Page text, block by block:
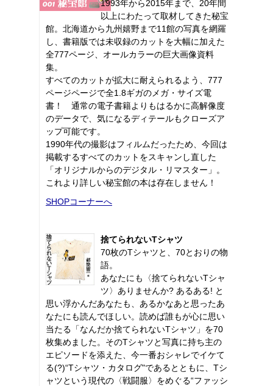
1993年から2015年まで、20年間
以上にわたって取材してきた秘宝
館。北海道から九州嬉野まで11館の写真を網羅
し、書籍版では未収録のカットを大幅に加えた
全777ページ、オールカラーの巨大画像資料
集。
すべてのカットが拡大に耐えられるよう、777
ページページで全1.8ギガのメガ・サイズ電
書！ 通常の電子書籍よりもはるかに高解像度
のデータで、気になるディテールもクローズア
ップ可能です。
1990年代の撮影はフィルムだったため、今回は
掲載するすべてのカットをスキャンし直した
「オリジナルからのデジタル・リマスター」。
これより詳しい秘宝館の本は存在しません！
SHOPコーナーへ
捨てられないTシャツ
70枚のTシャツと、70とおりの物
語。
あなたにも〈捨てられないTシャ
ツ〉ありませんか? あるある! と
思い浮かんだあなたも、あるかなあと思ったあ
なたにも読んでほしい。読めば誰もが心に思い
当たる「なんだか捨てられないTシャツ」を70
枚集めました。そのTシャツと写真に持ち主の
エピソードを添えた、今一番おシャレでイケて
る(?)“Tシャツ・カタログ"であるとともに、Tシ
ャツという現代の〈戦闘服〉をめぐる“ファッシ